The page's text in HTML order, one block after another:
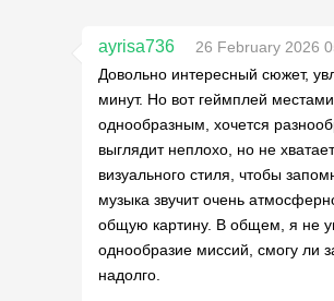
ayrisa736
26 February 2026
Довольно интересный сюжет,
минут. Но вот геймплей
однообразным, хочется
выглядит неплохо, но не
визуального стиля, чтобы
музыка звучит очень
общую картину. В общем, я не
однообразие миссий, смогу ли
надолго.